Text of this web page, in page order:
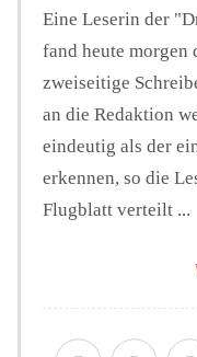
Eine Leserin der
fand heute morgen
zweiseitige
an die Redaktion
eindeutig als der
erkennen, so die
Flugblatt verteilt ...